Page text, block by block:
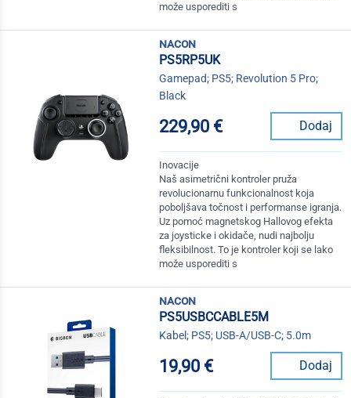
može usporediti s
nacon
PS5RP5UK
Gamepad; PS5; Revolution 5 Pro;
Black
229,90 € Dodaj
Inovacije
Naš asimetrični kontroler pruža
revolucionarnu funkcionalnost koja
poboljšava točnost i performanse igranja.
Uz pomoć magnetskog Hallovog efekta
za joysticke i okidače, nudi najbolju
fleksibilnost. To je kontroler koji se lako
može usporediti s
nacon
PS5USBCCABLE5M
Kabel; PS5; USB-A/USB-C; 5.0m
19,90 € Dodaj